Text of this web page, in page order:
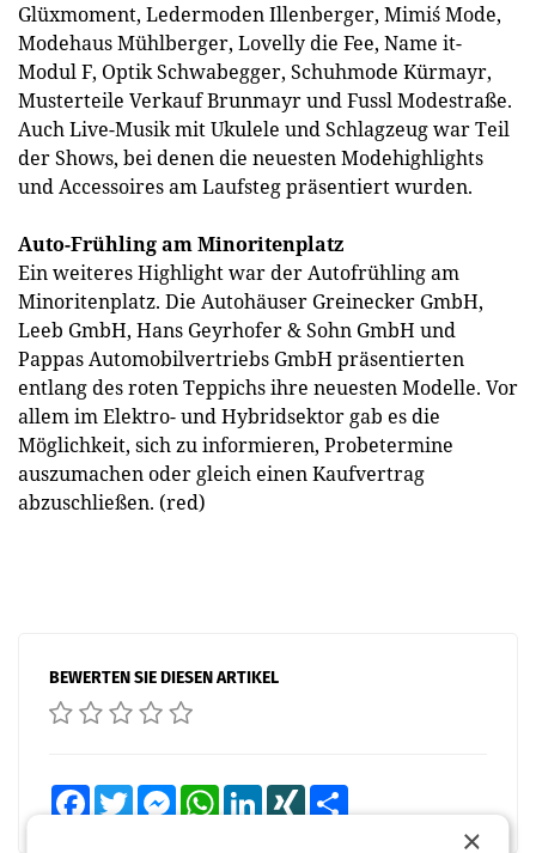
Glüxmoment, Ledermoden Illenberger, Mimi´s Mode,
Modehaus Mühlberger, Lovelly die Fee, Name it-
Modul F, Optik Schwabegger, Schuhmode Kürmayr,
Musterteile Verkauf Brunmayr und Fussl Modestraße.
Auch Live-Musik mit Ukulele und Schlagzeug war Teil
der Shows, bei denen die neuesten Modehighlights
und Accessoires am Laufsteg präsentiert wurden.
Auto-Frühling am Minoritenplatz
Ein weiteres Highlight war der Autofrühling am
Minoritenplatz. Die Autohäuser Greinecker GmbH,
Leeb GmbH, Hans Geyrhofer & Sohn GmbH und
Pappas Automobilvertriebs GmbH präsentierten
entlang des roten Teppichs ihre neuesten Modelle. Vor
allem im Elektro- und Hybridsektor gab es die
Möglichkeit, sich zu informieren, Probetermine
auszumachen oder gleich einen Kaufvertrag
abzuschließen. (red)
BEWERTEN SIE DIESEN ARTIKEL
FacebookTwitter MessengerWhatsAppLinkedInXING
×